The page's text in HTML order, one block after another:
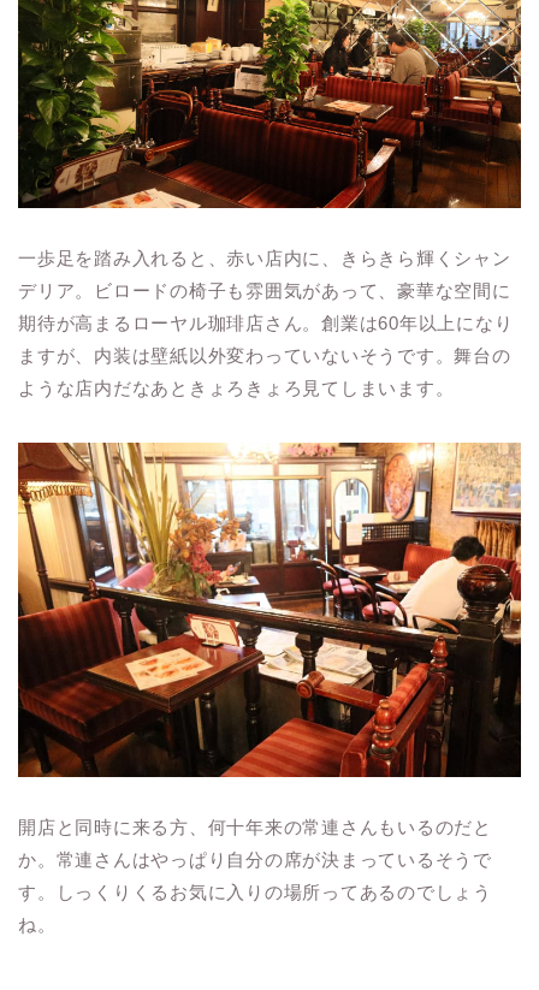
一歩足を踏み入れると、赤い店内に、きらきら輝くシャン
デリア。ビロードの椅子も雰囲気があって、豪華な空間に
期待が高まるローヤル珈琲店さん。創業は60年以上になり
ますが、内装は壁紙以外変わっていないそうです。舞台の
ような店内だなあときょろきょろ見てしまいます。
開店と同時に来る方、何十年来の常連さんもいるのだと
か。常連さんはやっぱり自分の席が決まっているそうで
す。しっくりくるお気に入りの場所ってあるのでしょう
ね。